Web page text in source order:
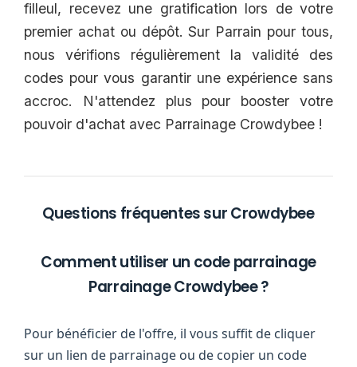
filleul, recevez une gratification lors de votre
premier achat ou dépôt. Sur Parrain pour tous,
nous vérifions régulièrement la validité des
codes pour vous garantir une expérience sans
accroc. N'attendez plus pour booster votre
pouvoir d'achat avec Parrainage Crowdybee !
Questions fréquentes sur Crowdybee
Comment utiliser un code parrainage
Parrainage Crowdybee ?
Pour bénéficier de l'offre, il vous suffit de cliquer
sur un lien de parrainage ou de copier un code